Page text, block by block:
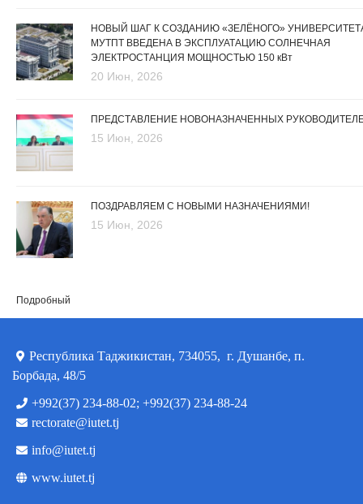
НОВЫЙ ШАГ К СОЗДАНИЮ «ЗЕЛЁНОГО»
МУТПТ ВВЕДЕНА В ЭКСПЛУАТАЦИЮ СОЛНЕЧНАЯ
ЭЛЕКТРОСТАНЦИЯ МОЩНОСТЬЮ 150 кВт
20 Июн, 2026
ПРЕДСТАВЛЕНИЕ НОВОНАЗНАЧЕННЫХ
15 Июн, 2026
ПОЗДРАВЛЯЕМ С НОВЫМИ НАЗНАЧЕНИЯМИ!
15 Июн, 2026
Подробный
Республика Таджикистан, 734055, г. Душанбе, п.
Борбада, 48/5
+992(37) 234-88-02; +992(37) 234-88-24
rectorate@iutet.tj
info@iutet.tj
www.iutet.tj